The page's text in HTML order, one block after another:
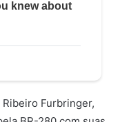
Furbringer,